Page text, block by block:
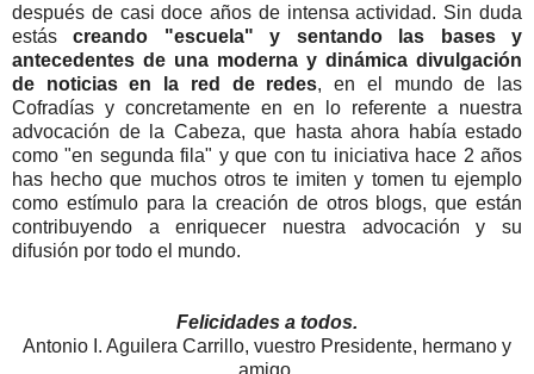
después de casi doce años de intensa actividad. Sin duda
estás creando "escuela" y sentando las bases y
antecedentes de una moderna y dinámica divulgación
de noticias en la red de redes, en el mundo de las
Cofradías y concretamente en en lo referente a nuestra
advocación de la Cabeza, que hasta ahora había estado
como "en segunda fila" y que con tu iniciativa hace 2 años
has hecho que muchos otros te imiten y tomen tu ejemplo
como estímulo para la creación de otros blogs, que están
contribuyendo a enriquecer nuestra advocación y su
difusión por todo el mundo.
Felicidades a todos.
Antonio I. Aguilera Carrillo, vuestro Presidente, hermano y
amigo.